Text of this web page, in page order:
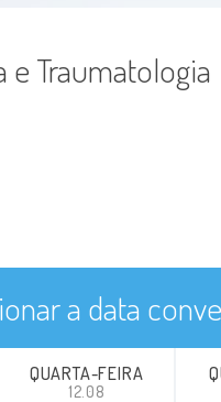
e Traumatologia
a data
QUARTA-FEIRA
12.08